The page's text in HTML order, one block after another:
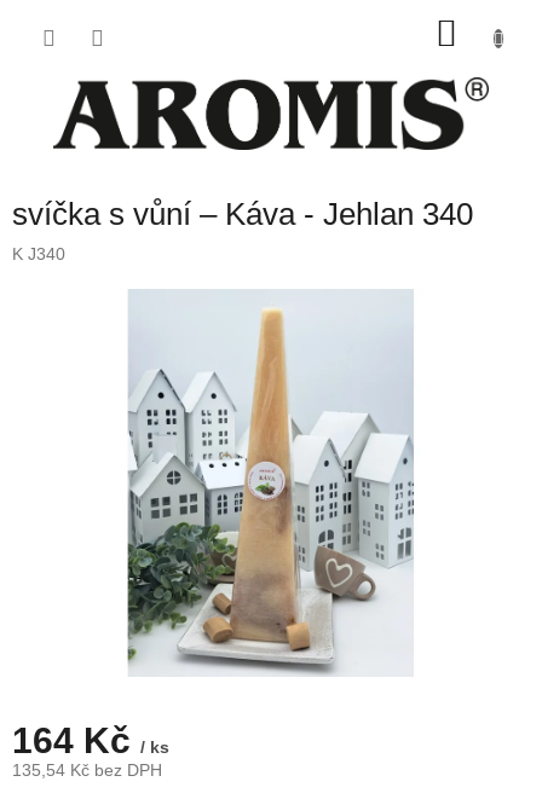
svíčka s vůní – Káva - Jehlan 340
K J340
164 Kč / ks
135,54 Kč bez DPH